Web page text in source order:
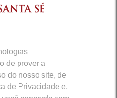
de prover a
do nosso site, de
de Privacidade e,